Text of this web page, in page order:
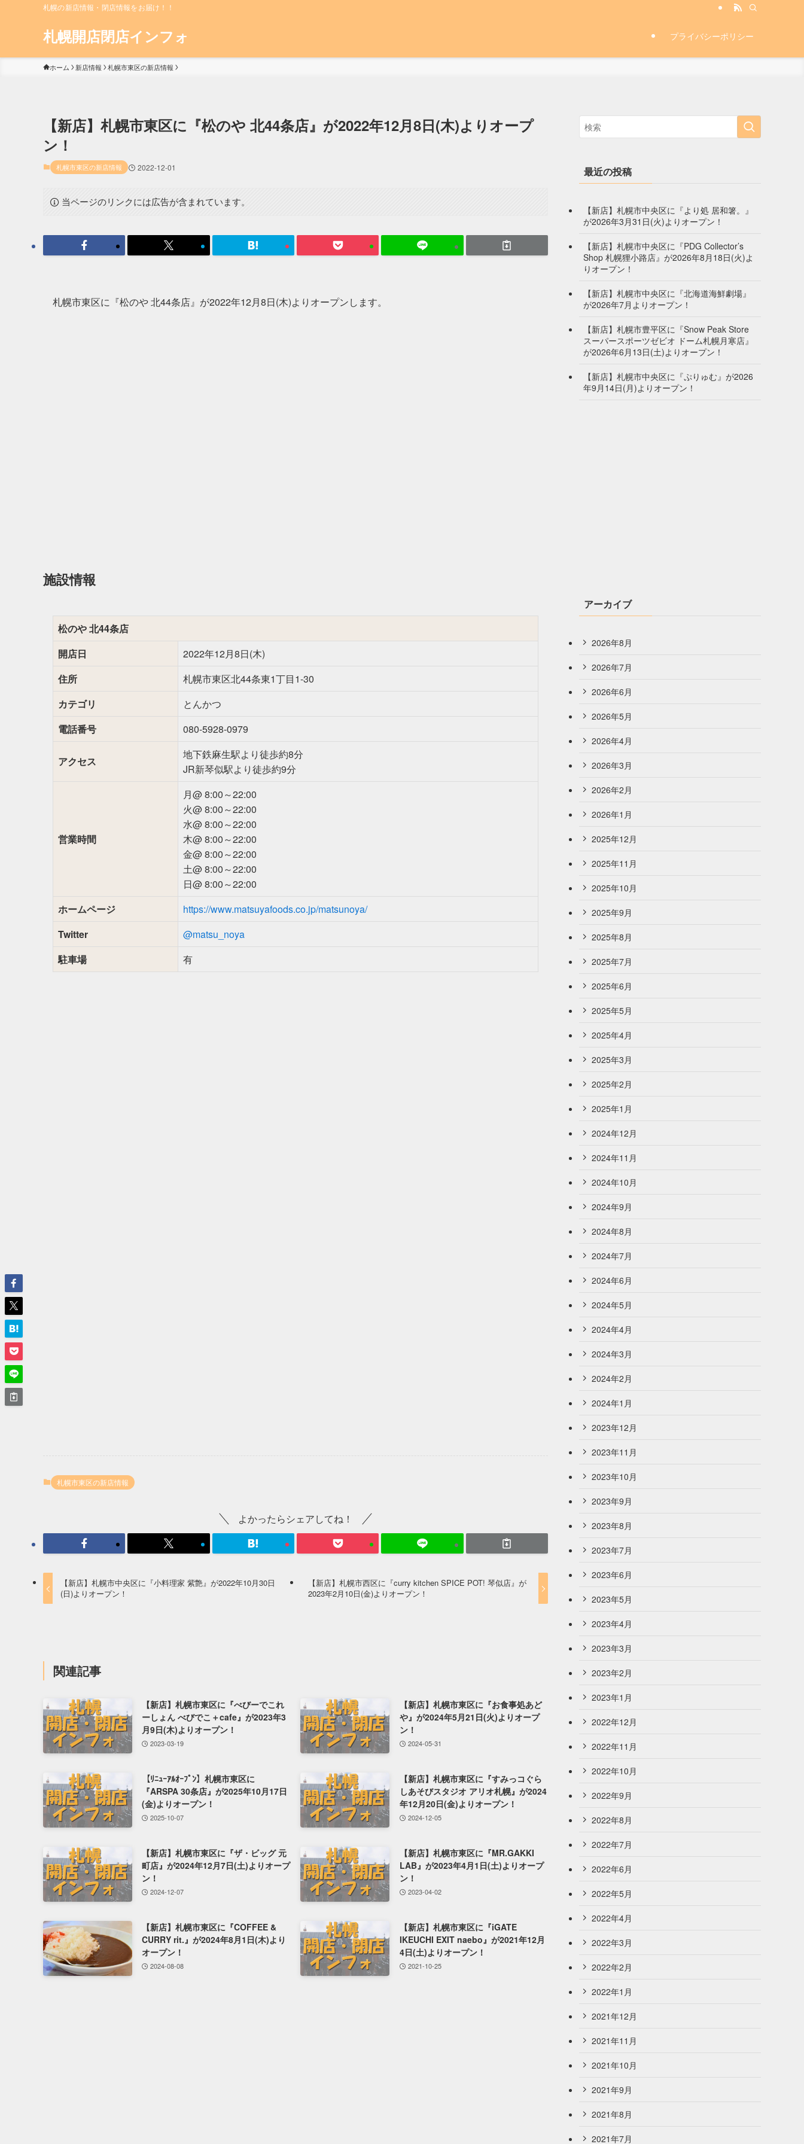
札幌の新店情報・閉店情報をお届け！！
札幌開店閉店インフォ プライバシーポリシー
ホーム 新店情報 札幌市東区の新店情報
【新店】札幌市東区に『松のや 北44条店』が2022年12月8日(木)よりオープ
ン！
札幌市東区の新店情報 2022-12-01
当ページのリンクには広告が含まれています。
札幌市東区に『松のや 北44条店』が2022年12月8日(木)よりオープンします。
施設情報
松のや 北44条店
開店日
2022年12月8日(木)
住所
札幌市東区北44条東1丁目1-30
カテゴリ
とんかつ
電話番号
080-5928-0979
アクセス
地下鉄麻生駅より徒歩約8分
JR新琴似駅より徒歩約9分
営業時間
月@ 8:00～22:00
火@ 8:00～22:00
水@ 8:00～22:00
木@ 8:00～22:00
金@ 8:00～22:00
土@ 8:00～22:00
日@ 8:00～22:00
ホームページ
https://www.matsuyafoods.co.jp/matsunoya/
Twitter
@matsu_noya
駐車場
有
札幌市東区の新店情報
よかったらシェアしてね！
【新店】札幌市中央区に『小料理家 紫艶』が2022年10月30日
(日)よりオープン！
【新店】札幌市西区に『curry kitchen SPICE POT! 琴似店』が
2023年2月10日(金)よりオープン！
関連記事
【新店】札幌市東区に『べびーでこれ
ーしょん べびでこ＋cafe』が2023年3
月9日(木)よりオープン！
2023-03-19
【新店】札幌市東区に『お食事処あど
や』が2024年5月21日(火)よりオープ
ン！
2024-05-31
【ﾘﾆｭｰｱﾙｵｰﾌﾟﾝ】札幌市東区に
『ARSPA 30条店』が2025年10月17日
(金)よりオープン！
2025-10-07
【新店】札幌市東区に『すみっコぐら
しあそびスタジオ アリオ札幌』が2024
年12月20日(金)よりオープン！
2024-12-05
【新店】札幌市東区に『ザ・ビッグ 元
町店』が2024年12月7日(土)よりオープ
ン！
2024-12-07
【新店】札幌市東区に『MR.GAKKI
LAB』が2023年4月1日(土)よりオープ
ン！
2023-04-02
【新店】札幌市東区に『COFFEE &
CURRY rit.』が2024年8月1日(木)より
オープン！
2024-08-08
【新店】札幌市東区に『iGATE
IKEUCHI EXIT naebo』が2021年12月
4日(土)よりオープン！
2021-10-25
最近の投稿
【新店】札幌市中央区に『より処 居和箸。』
が2026年3月31日(火)よりオープン！
【新店】札幌市中央区に『PDG Collector’s
Shop 札幌狸小路店』が2026年8月18日(火)よ
りオープン！
【新店】札幌市中央区に『北海道海鮮劇場』
が2026年7月よりオープン！
【新店】札幌市豊平区に『Snow Peak Store
スーパースポーツゼビオ ドーム札幌月寒店』
が2026年6月13日(土)よりオープン！
【新店】札幌市中央区に『ぷりゅむ』が2026
年9月14日(月)よりオープン！
アーカイブ
2026年8月
2026年7月
2026年6月
2026年5月
2026年4月
2026年3月
2026年2月
2026年1月
2025年12月
2025年11月
2025年10月
2025年9月
2025年8月
2025年7月
2025年6月
2025年5月
2025年4月
2025年3月
2025年2月
2025年1月
2024年12月
2024年11月
2024年10月
2024年9月
2024年8月
2024年7月
2024年6月
2024年5月
2024年4月
2024年3月
2024年2月
2024年1月
2023年12月
2023年11月
2023年10月
2023年9月
2023年8月
2023年7月
2023年6月
2023年5月
2023年4月
2023年3月
2023年2月
2023年1月
2022年12月
2022年11月
2022年10月
2022年9月
2022年8月
2022年7月
2022年6月
2022年5月
2022年4月
2022年3月
2022年2月
2022年1月
2021年12月
2021年11月
2021年10月
2021年9月
2021年8月
2021年7月